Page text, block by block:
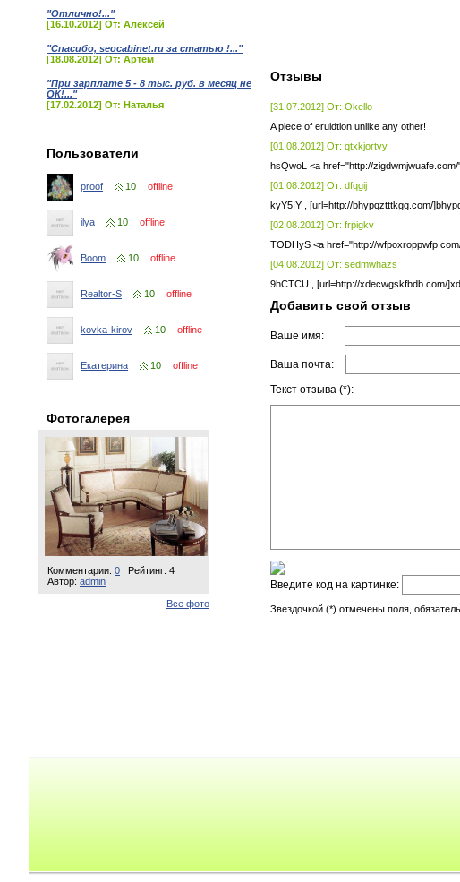
"Отлично!..."
[16.10.2012] От: Алексей
"Спасибо, seocabinet.ru за статью !..."
[18.08.2012] От: Артем
"При зарплате 5 - 8 тыс. руб. в месяц не
ОК!..."
[17.02.2012] От: Наталья
Пользователи
proof 10 offline
ilya 10 offline
Boom 10 offline
Realtor-S 10 offline
kovka-kirov 10 offline
Екатерина 10 offline
Фотогалерея
Комментарии: 0
Рейтинг: 4
Автор: admin
Все фото
Отзывы
[31.07.2012] От: Okello
A piece of eruidtion unlike any other!
[01.08.2012] От: qtxkjortvy
hsQwoL <a href="http://
[01.08.2012] От: dfqgij
kyY5IY , [url=http://bhypqztttkgg.com/
[02.08.2012] От: frpigkv
TODHyS <a href="http://
[04.08.2012] От: sedmwhazs
9hCTCU , [url=http://xdecwgskfbdb.com/
Добавить свой отзыв
Ваше имя:
Ваша почта:
Текст отзыва (*):
Введите код на картинке:
Звездочкой (*) отмечены поля,